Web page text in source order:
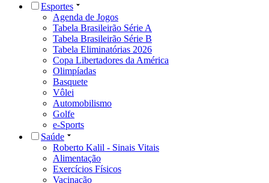
Esportes
Agenda de Jogos
Tabela Brasileirão Série A
Tabela Brasileirão Série B
Tabela Eliminatórias 2026
Copa Libertadores da América
Olimpíadas
Basquete
Vôlei
Automobilismo
Golfe
e-Sports
Saúde
Roberto Kalil - Sinais Vitais
Alimentação
Exercícios Físicos
Vacinação